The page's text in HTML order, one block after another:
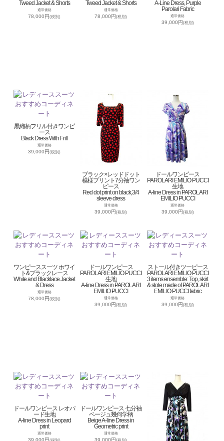
Tweed Jacket & Shorts
通常価格
78,000円(税別)
Tweed Jacket & Shorts
通常価格
78,000円(税別)
A-Line Dress, Purple
Parolari Fabric
通常価格
39,000円(税別)
黒織柄フリル付きワンピ
ース
Black Dress With Frill
通常価格
39,000円(税別)
ブラック×レッドドット
模様プリント7分袖ワン
ピース
Red dot print on black,3/4
sleeve dress
通常価格
39,000円(税別)
ドールワンピース
PAROLARI EMILIO PUCCI
生地
A-line Dress in PAROLARI
EMILIO PUCCI
通常価格
39,000円(税別)
ワンピーススーツ ホワイ
ト&ブラックレース
White and Blacklace Jacket
& Dress
通常価格
78,000円(税別)
ドールワンピース
PAROLARI EMILIO PUCCI
生地
A-line Dress in PAROLARI
EMILIO PUCCI
通常価格
39,000円(税別)
ストール付きツーピース
PAROLARI EMILIO PUCCI
3 items ensemble: Top, skirt
& stole made of PAROLARI
EMILIO PUCCI fabric
通常価格
39,000円(税別)
ドールワンピース レオパ
ード生地
A-line Dress in Leopard
print
通常価格
39,000円
ドールワンピース 七分袖
ベージュ幾何学柄
Beige A-line Dress in
Geometric print
通常価格
39,000円